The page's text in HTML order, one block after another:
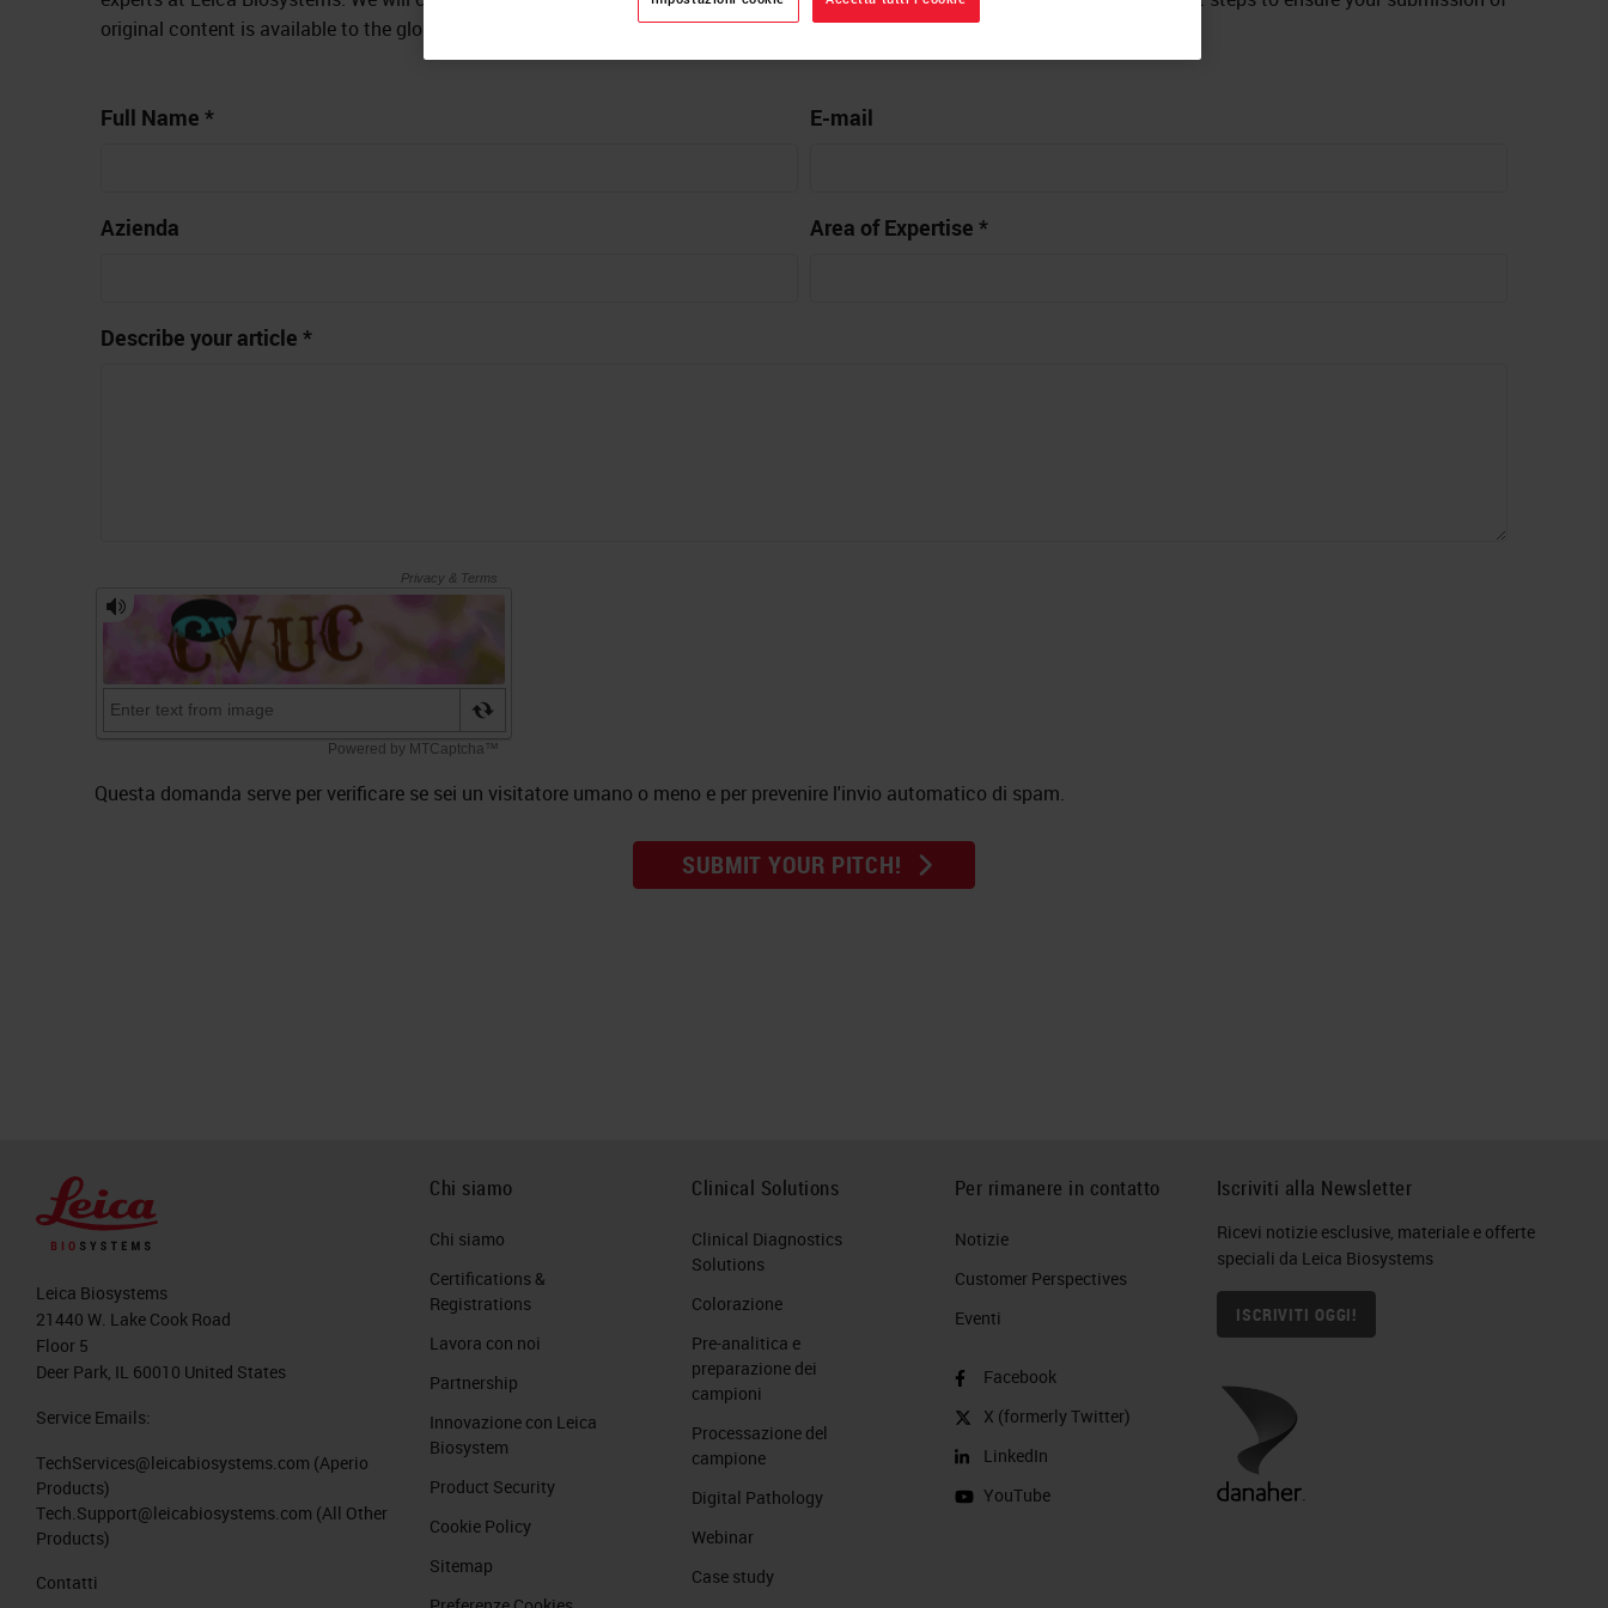
original content is available to the global readers on Knowledge Pathway.
Full Name * E-mail
Azienda Area of Expertise *
Describe your article *
Questa domanda serve per verificare se sei un visitatore umano o meno e per prevenire l'invio automatico di spam.
SUBMIT YOUR PITCH!
Leica Biosystems
21440 W. Lake Cook Road
Floor 5
Deer Park, IL 60010 United States
Service Emails:
TechServices@leicabiosystems.com (Aperio
Products)
Tech.Support@leicabiosystems.com (All Other
Products)
Contatti
Chi siamo
Chi siamo
Certifications &
Registrations
Lavora con noi
Partnership
Innovazione con Leica
Biosystem
Product Security
Cookie Policy
Sitemap
Clinical Solutions
Clinical Diagnostics
Solutions
Colorazione
Pre-analitica e
preparazione dei
campioni
Processazione del
campione
Digital Pathology
Webinar
Case study
Per rimanere in contatto
Notizie
Customer Perspectives​
Eventi
Facebook
X (formerly Twitter)
LinkedIn
YouTube
Iscriviti alla Newsletter
Ricevi notizie esclusive, materiale e offerte
speciali da Leica Biosystems
ISCRIVITI OGGI!